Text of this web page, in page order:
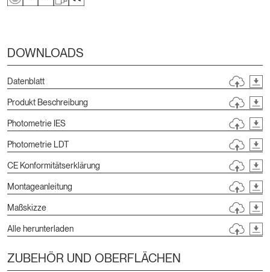
DOWNLOADS
Datenblatt
Produkt Beschreibung
Photometrie IES
Photometrie LDT
CE Konformitätserklärung
Montageanleitung
Maßskizze
Alle herunterladen
ZUBEHÖR UND OBERFLÄCHEN